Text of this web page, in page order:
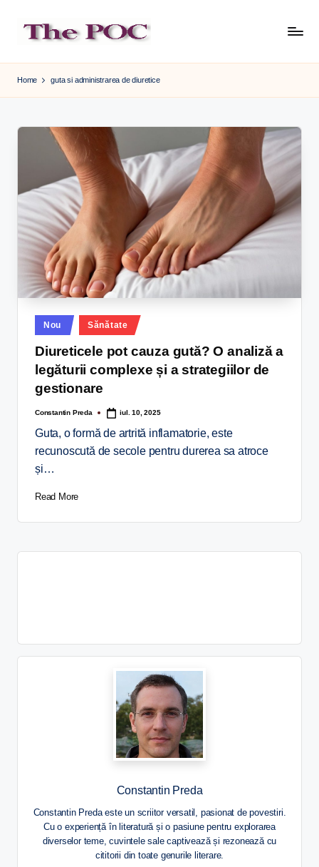
content
Home guta si administrarea de diuretice
Nou Sănătate
Diureticele pot cauza gută? O analiză a
legăturii complexe și a strategiilor de
gestionare
Constantin Preda iul. 10, 2025
Guta, o formă de artrită inflamatorie, este
recunoscută de secole pentru durerea sa atroce
și…
Read More
Constantin Preda
Constantin Preda este un scriitor versatil, pasionat de povestiri.
Cu o experiență în literatură și o pasiune pentru explorarea
diverselor teme, cuvintele sale captivează și rezonează cu
cititorii din toate genurile literare.